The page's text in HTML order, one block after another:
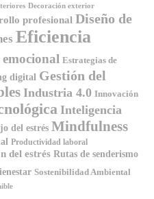
Decoración exterior
profesional Diseño de
Eficiencia
Estrategias de
digital Gestión del
Industria 4.0 Innovación
Inteligencia
del estrés Mindfulness
Productividad laboral
del estrés Rutas de senderismo
Sostenibilidad Ambiental